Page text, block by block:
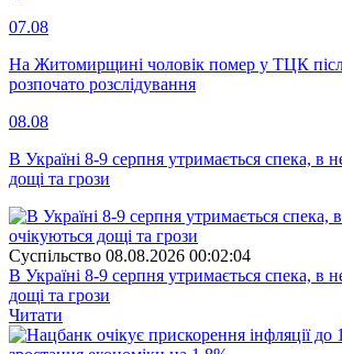
07.08
На Житомирщині чоловік помер у ТЦК
розпочато розслідування
08.08
В Україні 8-9 серпня утримається спека, в
дощі та грози
Суспiльство 08.08.2026 00:02:04
В Україні 8-9 серпня утримається спека, в
дощі та грози
Читати